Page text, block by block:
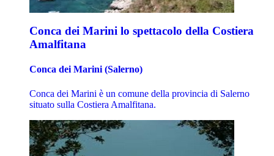
Conca dei Marini lo spettacolo della Costiera
Amalfitana
Conca dei Marini (Salerno)
Conca dei Marini è un comune della provincia di Salerno
situato sulla Costiera Amalfitana.